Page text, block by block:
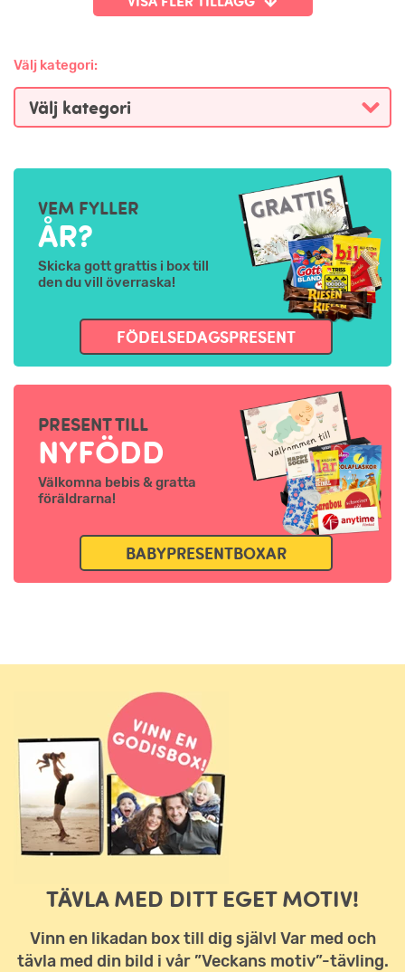
Välj kategori:
VEM FYLLER
ÅR?
Skicka gott grattis i box till
den du vill överraska!
FÖDELSEDAGSPRESENT
PRESENT TILL
NYFÖDD
Välkomna bebis & gratta
föräldrarna!
BABYPRESENTBOXAR
TÄVLA MED DITT EGET MOTIV!
Vinn en likadan box till dig själv! Var med och
tävla med din bild i vår ”Veckans motiv”-tävling.